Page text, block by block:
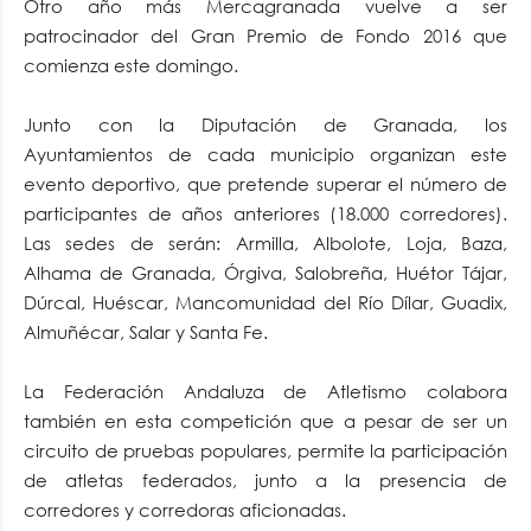
Otro año más Mercagranada vuelve a ser
patrocinador del Gran Premio de Fondo 2016 que
comienza este domingo.
Junto con la Diputación de Granada, los
Ayuntamientos de cada municipio organizan este
evento deportivo, que pretende superar el número de
participantes de años anteriores (18.000 corredores).
Las sedes de serán: Armilla, Albolote, Loja, Baza,
Alhama de Granada, Órgiva, Salobreña, Huétor Tájar,
Dúrcal, Huéscar, Mancomunidad del Río Dílar, Guadix,
Almuñécar, Salar y Santa Fe.
La Federación Andaluza de Atletismo colabora
también en esta competición que a pesar de ser un
circuito de pruebas populares, permite la participación
de atletas federados, junto a la presencia de
corredores y corredoras aficionadas.